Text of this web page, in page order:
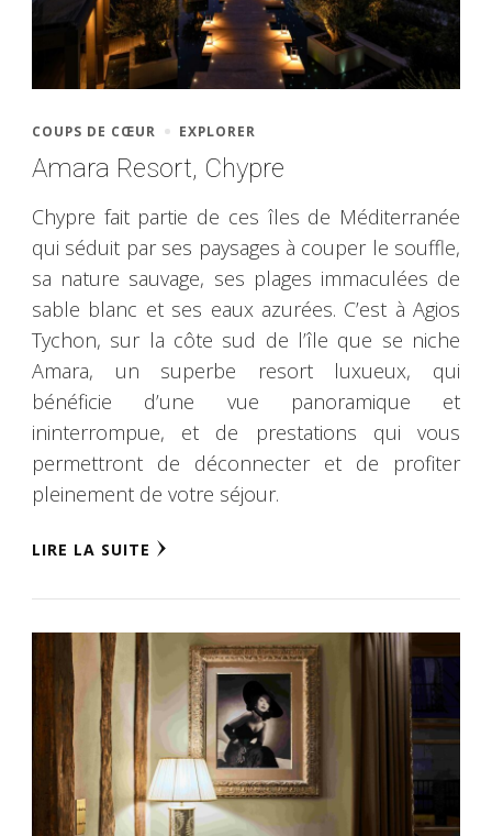
COUPS DE CŒUR EXPLORER
Amara Resort, Chypre
Chypre fait partie de ces îles de Méditerranée
qui séduit par ses paysages à couper le souffle,
sa nature sauvage, ses plages immaculées de
sable blanc et ses eaux azurées. C’est à Agios
Tychon, sur la côte sud de l’île que se niche
Amara, un superbe resort luxueux, qui
bénéficie d’une vue panoramique et
ininterrompue, et de prestations qui vous
permettront de déconnecter et de profiter
pleinement de votre séjour.
LIRE LA SUITE